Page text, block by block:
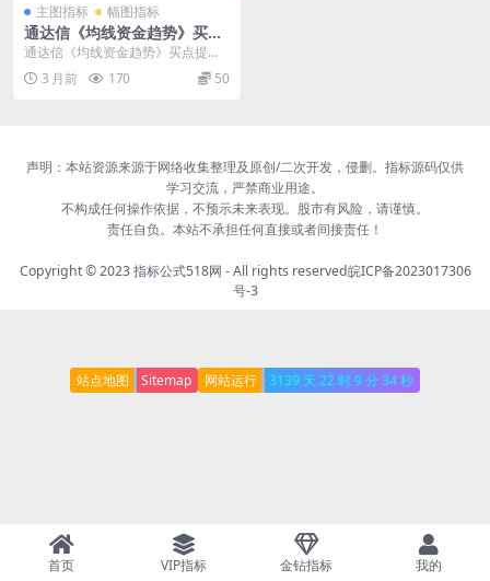
主图指标 幅图指标
通达信《均线资金趋势》买点
提示板块信息
通达信《均线资金趋势》买点提示
板块信息： 1、指标组成：多空买
点主图，资金趋势浪...
3 月前 170 50
声明：本站资源来源于网络收集整理及原创/二次开发，侵删。指标源码仅供
学习交流，严禁商业用途。
不构成任何操作依据，不预示未来表现。股市有风险，请谨慎。
责任自负。本站不承担任何直接或者间接责任！
Copyright © 2023指标公式518网 - All rights reserved皖ICP备2023017306
号-3
首页 VIP指标 金钻指标 我的
站点地图 Sitemap 网站运行 3139 天 22 时9 分34 秒